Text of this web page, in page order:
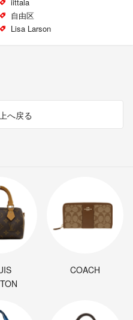
自由区
Lisa Larson
へ戻る
COACH